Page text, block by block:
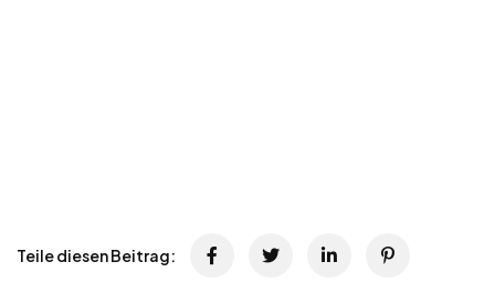
Teile diesen Beitrag: